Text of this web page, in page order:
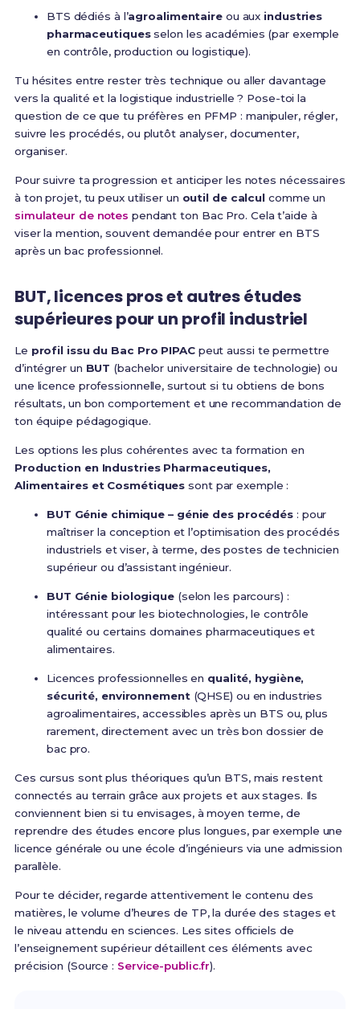
BTS dédiés à l’agroalimentaireou aux industries
pharmaceutiquesselon les académies (par exemple
en contrôle, production ou logistique).
Tu hésites entre rester très technique ou aller davantage
vers la qualité et la logistique industrielle ? Pose-toi la
question de ce que tu préfères en PFMP : manipuler, régler,
suivre les procédés, ou plutôt analyser, documenter,
organiser.
Pour suivre ta progression et anticiper les notes nécessaires
à ton projet, tu peux utiliser un outil de calcul comme un
simulateur de notes pendant ton Bac Pro. Cela t’aide à
viser la mention, souvent demandée pour entrer en BTS
après un bac professionnel.
BUT, licences pros et autres études
supérieures pour un profil industriel
Le profil issu du Bac Pro PIPACpeut aussi te permettre
d’intégrer un BUT (bachelor universitaire de technologie) ou
une licence professionnelle, surtout si tu obtiens de bons
résultats, un bon comportement et une recommandation de
ton équipe pédagogique.
Les options les plus cohérentes avec ta formation en
Production en Industries Pharmaceutiques,
Alimentaires et Cosmétiques sont par exemple :
BUT Génie chimique – génie des procédés : pour
maîtriser la conception et l’optimisation des procédés
industriels et viser, à terme, des postes de technicien
supérieur ou d’assistant ingénieur.
BUT Génie biologique(selon les parcours) :
intéressant pour les biotechnologies, le contrôle
qualité ou certains domaines pharmaceutiques et
alimentaires.
Licences professionnelles en qualité, hygiène,
sécurité, environnement(QHSE) ou en industries
agroalimentaires, accessibles après un BTS ou, plus
rarement, directement avec un très bon dossier de
bac pro.
Ces cursus sont plus théoriques qu’un BTS, mais restent
connectés au terrain grâce aux projets et aux stages. Ils
conviennent bien si tu envisages, à moyen terme, de
reprendre des études encore plus longues, par exemple une
licence générale ou une école d’ingénieurs via une admission
parallèle.
Pour te décider, regarde attentivement le contenu des
matières, le volume d’heures de TP, la durée des stages et
le niveau attendu en sciences. Les sites officiels de
l’enseignement supérieur détaillent ces éléments avec
précision (Source : Service-public.fr).